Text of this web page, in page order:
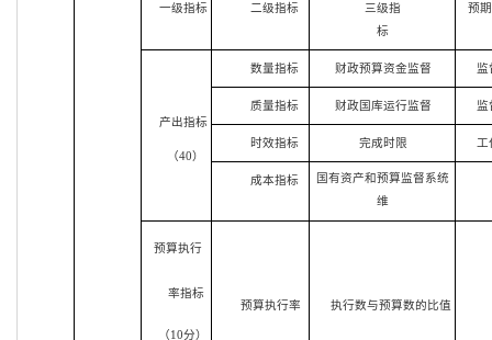
一级指标 二级指标
三级指
标
预
产出指标
（40）
数量指标 财政预算资金监督 监
质量指标 财政国库运行监督 监
时效指标 完成时限 工
成本指标
国有资产和预算监督系统
维
预算执行
率指标
（10分）
预算执行率 执行数与预算数的比值